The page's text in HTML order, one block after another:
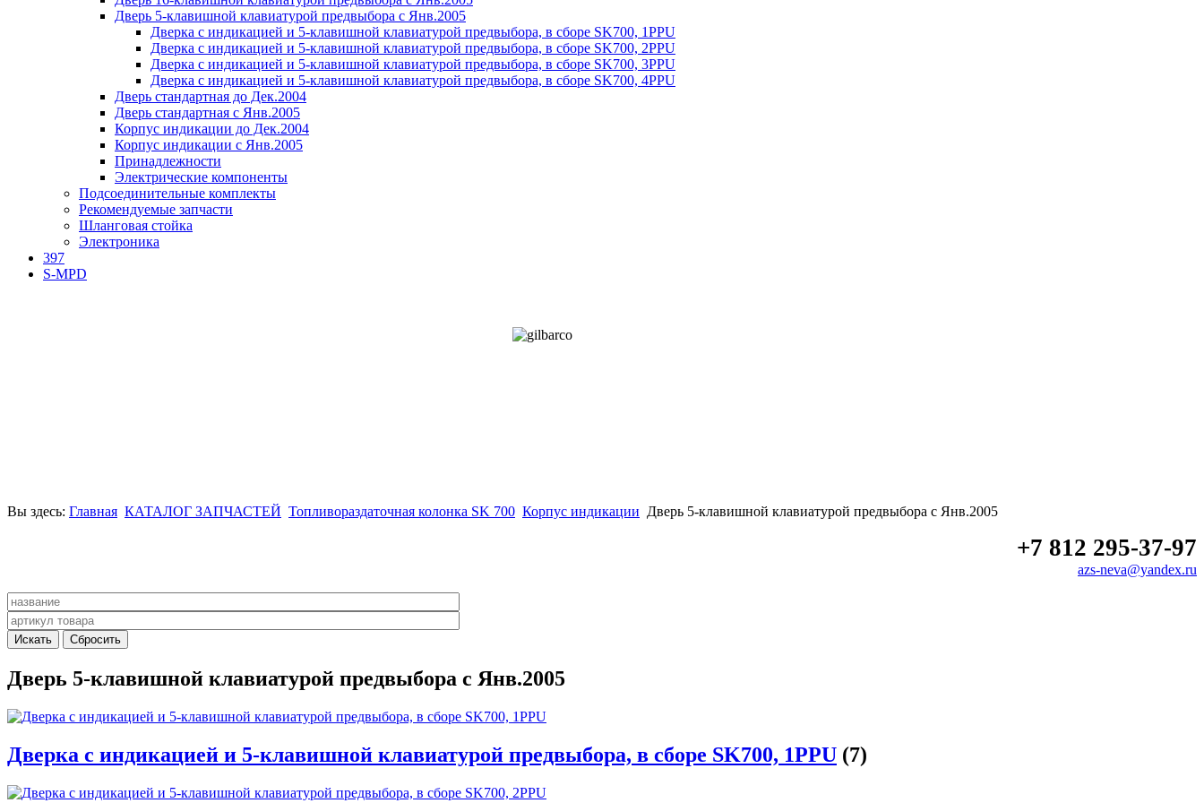
Дверь 5-клавишной клавиатурой предвыбора с Янв.2005
Дверка с индикацией и 5-клавишной клавиатурой предвыбора, в сборе SK700, 1PPU
Дверка с индикацией и 5-клавишной клавиатурой предвыбора, в сборе SK700, 2PPU
Дверка с индикацией и 5-клавишной клавиатурой предвыбора, в сборе SK700, 3PPU
Дверка с индикацией и 5-клавишной клавиатурой предвыбора, в сборе SK700, 4PPU
Дверь стандартная до Дек.2004
Дверь стандартная с Янв.2005
Корпус индикации до Дек.2004
Корпус индикации с Янв.2005
Принадлежности
Электрические компоненты
Подсоединительные комплекты
Рекомендуемые запчасти
Шланговая стойка
Электроника
397
S-MPD
Вы здесь: Главная КАТАЛОГ ЗАПЧАСТЕЙ Топливораздаточная колонка SK 700 Корпус индикации Дверь 5-клавишной клавиатурой предвыбора с Янв.2005
+7 812 295-37-97
azs-neva@yandex.ru
Дверь 5-клавишной клавиатурой предвыбора с Янв.2005
Дверка с индикацией и 5-клавишной клавиатурой предвыбора, в сборе SK700, 1PPU (7)